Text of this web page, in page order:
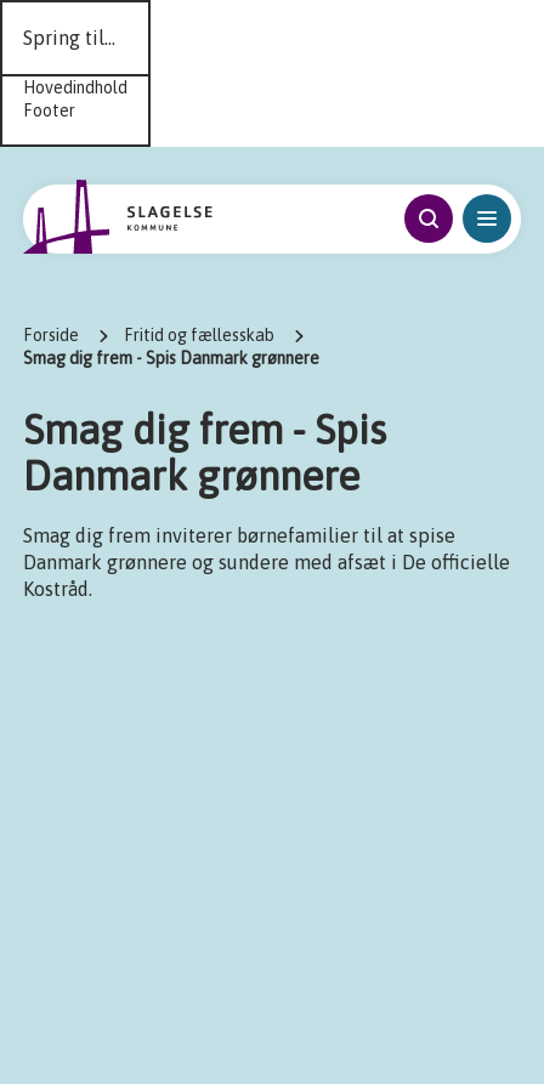
Spring til...
Hovedindhold
Footer
Forside
Fritid og fællesskab
Smag dig frem - Spis Danmark grønnere
Smag dig frem - Spis
Danmark grønnere
Smag dig frem inviterer børnefamilier til at spise
Danmark grønnere og sundere med afsæt i De officielle
Kostråd.